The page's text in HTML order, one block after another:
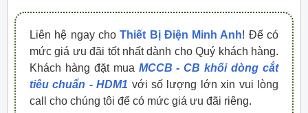
Liên hệ ngay choThiết Bị Điện Minh Anh! Để có
mức giá ưu đãi tốt nhất dành cho Quý khách hàng.
Khách hàng đặt mua MCCB - CB khối dòng cắt
tiêu chuẩn - HDM1 với số lượng lớn xin vui lòng
call cho chúng tôi để có mức giá ưu đãi riêng.